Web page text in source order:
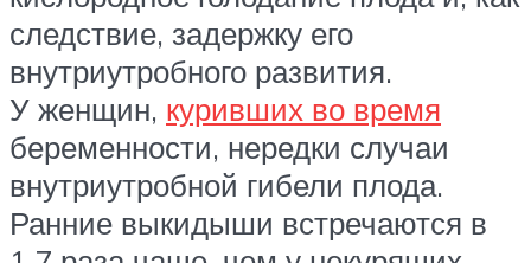
следствие, задержку его
внутриутробного развития.
У женщин, куривших во время
беременности, нередки случаи
внутриутробной гибели плода.
Ранние выкидыши встречаются в